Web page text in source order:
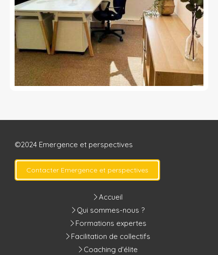
©2024 Emergence et perspectives
Contacter Emergence et perspectives
Accueil
Qui sommes-nous ?
Formations expertes
Facilitation de collectifs
Coaching d'élite